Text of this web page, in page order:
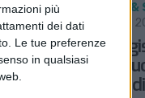
più
dei dati
Le tue preferenze
in qualsiasi
i nuovi Nella
41mila
siglati a
RICERCHE &
5 DICEMBRE